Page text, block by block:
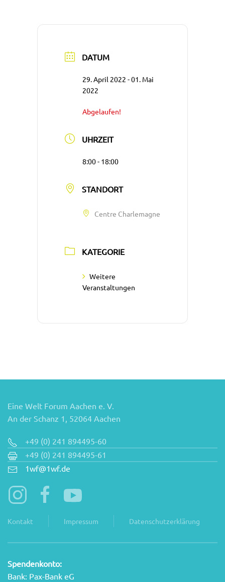
DATUM
29. April 2022 - 01. Mai
2022
Abgelaufen!
UHRZEIT
8:00 - 18:00
STANDORT
Centre Charlemagne
KATEGORIE
Weitere
Veranstaltungen
Eine Welt Forum Aachen e. V.
An der Schanz 1, 52064 Aachen
+49 (0) 241 894495-60
+49 (0) 241 894495-61
1wf@1wf.de
Kontakt Impressum Datenschutzerklärung
Spendenkonto:
Bank: Pax-Bank eG